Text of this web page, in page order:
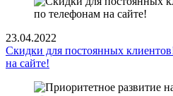
23.04.2022
Скидки для постоянных
на сайте!